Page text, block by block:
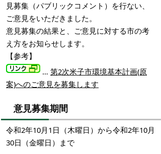
見募集（パブリックコメント）を行ない、
ご意見をいただきました。
意見募集の結果と、ご意見に対する市の考
え方をお知らせします。
【参考】
… 第2次米子市環境基本計画(原
案)へのご意見を募集します
意見募集期間
令和2年10月1日（木曜日）から令和2年10月
30日（金曜日）まで